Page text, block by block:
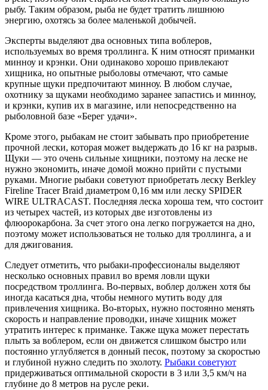
рыбу. Таким образом, рыба не будет тратить лишнюю
энергию, охотясь за более маленькой добычей.
Эксперты выделяют два основных типа воблеров,
используемых во время троллинга. К ним относят приманки
минноу и крэнки. Они одинаково хорошо привлекают
хищника, но опытные рыболовы отмечают, что самые
крупные щуки предпочитают минноу. В любом случае,
охотнику за щуками необходимо заранее запастись и минноу,
и крэнки, купив их в магазине, или непосредственно на
рыболовной базе «Берег удачи».
Кроме этого, рыбакам не стоит забывать про приобретение
прочной лески, которая может выдержать до 16 кг на разрыв.
Щуки — это очень сильные хищники, поэтому на леске не
нужно экономить, иначе домой можно прийти с пустыми
руками. Многие рыбаки советуют приобретать леску Bеrklеy
Firеlinе Tracеr Brаid диаметром 0,16 мм или леску SPIDЕR
WIRЕ ULTRАCAST. Последняя леска хороша тем, что состоит
из четырех частей, из которых две изготовлены из
флюорокарбона. За счет этого она легко погружается на дно,
поэтому может использоваться не только для троллинга, а и
для джигования.
Следует отметить, что рыбаки-профессионалы выделяют
несколько основных правил во время ловли щуки
посредством троллинга. Во-первых, воблер должен хотя бы
иногда касаться дна, чтобы немного мутить воду для
привлечения хищника. Во-вторых, нужно постоянно менять
скорость и направление проводки, иначе хищник может
утратить интерес к приманке. Также щука может перестать
плыть за воблером, если он движется слишком быстро или
постоянно углубляется в донный песок, поэтому за скоростью
и глубиной нужно следить по эхолоту. Рыбаки советуют
придерживаться оптимальной скорости в 3 или 3,5 км/ч на
глубине до 8 метров на русле реки.